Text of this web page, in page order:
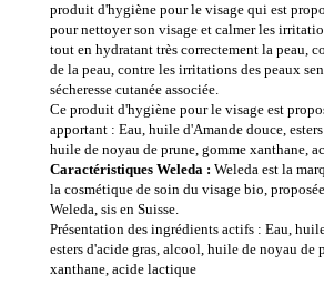
produit d'hygiène pour le visage qui est
pour nettoyer son visage et calmer les
tout en hydratant très correctement la peau,
de la peau, contre les irritations des peaux
sécheresse cutanée associée.
Ce produit d'hygiène pour le visage est
apportant : Eau, huile d'Amande douce,
huile de noyau de prune, gomme xanthane,
Caractéristiques Weleda : Weleda est la
la cosmétique de soin du visage bio,
Weleda, sis en Suisse.
Présentation des ingrédients actifs : Eau,
esters d'acide gras, alcool, huile de noyau de
xanthane, acide lactique